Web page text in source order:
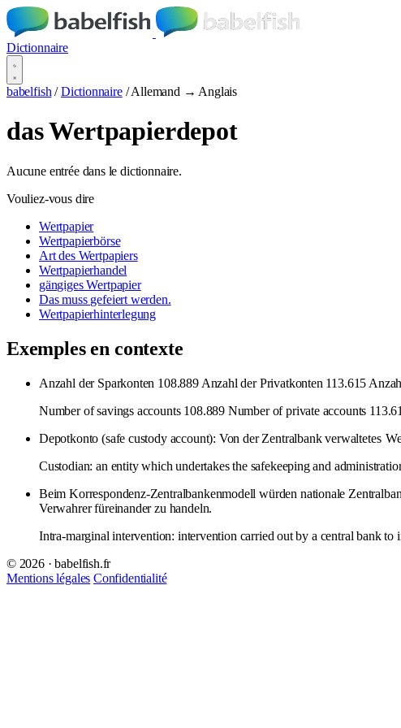
Dictionnaire
babelfish / Dictionnaire / Allemand → Anglais
das Wertpapierdepot
Aucune entrée dans le dictionnaire.
Vouliez-vous dire
Wertpapier
Wertpapierbörse
Art des Wertpapiers
Wertpapierhandel
gängiges Wertpapier
Das muss gefeiert werden.
Wertpapierhinterlegung
Exemples en contexte
Anzahl der Sparkonten 108.889 Anzahl der Privatkonten 113.615
Number of savings accounts 108.889 Number of private accounts
Depotkonto (safe custody account): Von der Zentralbank verwaltetes
Custodian: an entity which undertakes the safekeeping and
Beim Korrespondenz-Zentralbankenmodell würden nationale
Verwahrer füreinander zu handeln.
Intra-marginal intervention: intervention carried out by a central bank
© 2026 · babelfish.fr
Mentions légales Confidentialité